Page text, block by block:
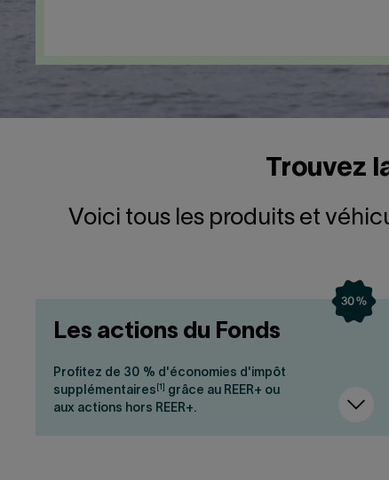
Trouvez
Voici tous les produits et
Les actions du Fonds
Profitez de 30 % d'économies d'impôt
supplémentaires
grâce au REER+ ou
aux actions hors REER+.